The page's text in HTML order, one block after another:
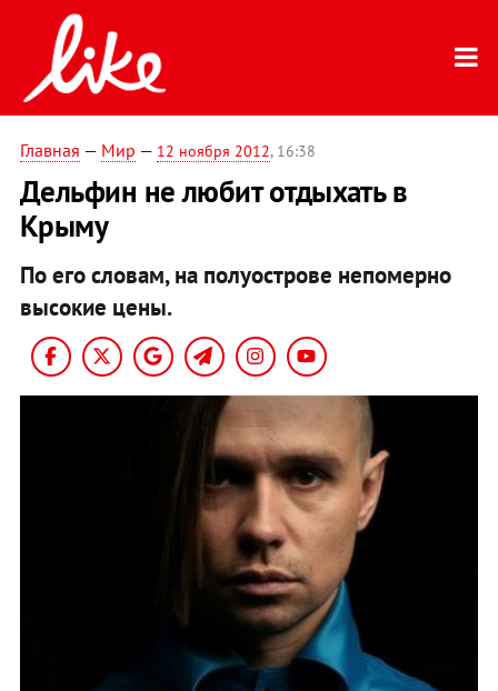
Главная — Мир — 12 ноября 2012, 16:38
Дельфин не любит отдыхать в
Крыму
По его словам, на полуострове непомерно
высокие цены.